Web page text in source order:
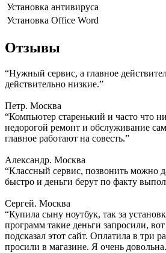
Установка антивируса
Установка Office Word
Отзывы
“Нужный сервис, а главное
действительно низкие.”
Петр. Москва
“Компьютер старенький и часто что
недорогой ремонт и обслуживание
главное работают на совесть.”
Александр. Москва
“Классный сервис, позвонить можно
быстро и деньги берут по факту
Сергей. Москва
“Купила сыну ноутбук, так за
программ такие деньги запросили, вот
подсказал этот сайт. Оплатила в три
просили в магазине. Я очень